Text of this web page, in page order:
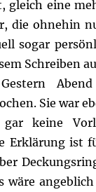
gleich eine
die ohnehin
sogar
Schreiben
Gestern
Sie war
gar keine
Erklärung ist